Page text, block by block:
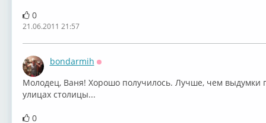
0
21.06.2011 21:57
bondarmih
Молодец, Ваня! Хорошо получилось. Лучше, чем выдумки
улицах столицы...
0